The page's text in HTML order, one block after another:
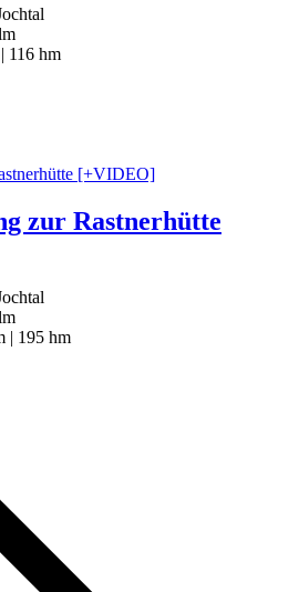
116 hm
zur Rastnerhütte
| 195 hm